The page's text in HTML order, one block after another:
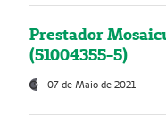
Prestador
(51004355-5)
07 de Maio de 2021